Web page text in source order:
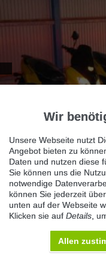
93047 Regensburg
Motornennleistung: 3, 5
Motortyp: BLDC (Brus...
Wir
Unsere Webseite nutzt
Angebot bieten zu
Daten und nutzen diese
Sie können uns die
notwendige
können Sie jederzeit über
unten auf der Webseite
Klicken sie auf Details ,
Allen